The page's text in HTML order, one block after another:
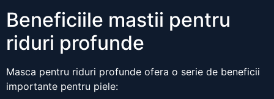
Beneficiile mastii pentru
riduri profunde
Masca pentru riduri profunde ofera o serie de beneficii
importante pentru piele: